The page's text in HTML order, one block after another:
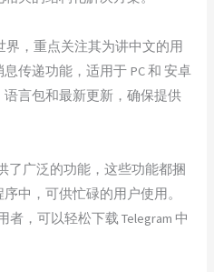
界，重点关注其为讲中文的用
传递功能，适用于 PC 和 安卓
言包和最新更新，确保提供
了广泛的功能，这些功能都捆
中，可供忙碌的用户使用。
，可以轻松下载 Telegram 中